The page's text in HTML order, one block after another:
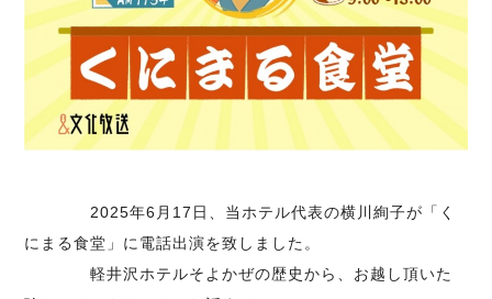
2025年6月17日、当ホテル代表の横川絢子が「く
にまる食堂」に電話出演を致しました。
軽井沢ホテルそよかぜの歴史から、お越し頂いた